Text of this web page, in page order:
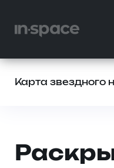
Карта звездного